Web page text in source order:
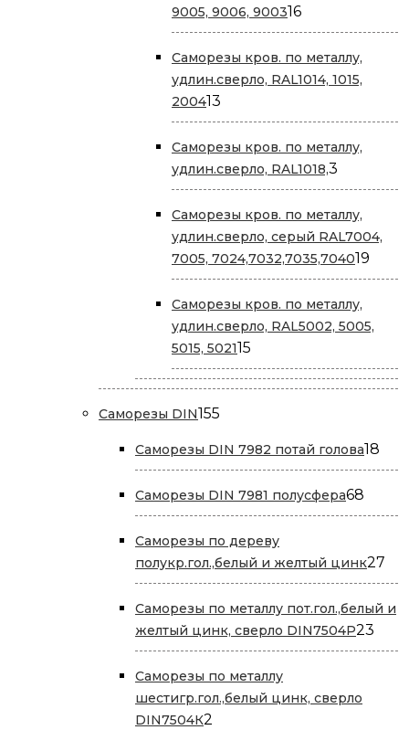
9005, 9006, 90031616
товаров
Саморезы кров. по металлу,
удлин.сверло, RAL1014, 1015,
200413
товаров
Саморезы кров. по металлу,
удлин.сверло, RAL1018,3
товара
Саморезы кров. по металлу,
удлин.сверло, серый RAL7004,
7005, 7024,7032,7035,704019
Саморезы кров. по металлу,
удлин.сверло, RAL5002, 5005,
5015, 502115
товаров
Саморезы DIN155
Саморезы DIN 7982 потай голова18
Саморезы DIN 7981 полусфера68
Саморезы по дереву
полукр.гол.,белый и желтый цинк27
Саморезы по металлу пот.гол.,белый и
желтый цинк, сверло DIN7504P23
Саморезы по металлу
шестигр.гол.,белый цинк, сверло
DIN7504К2